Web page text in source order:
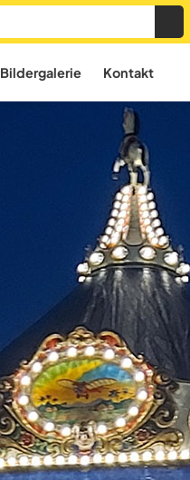
Bildergalerie Kontakt